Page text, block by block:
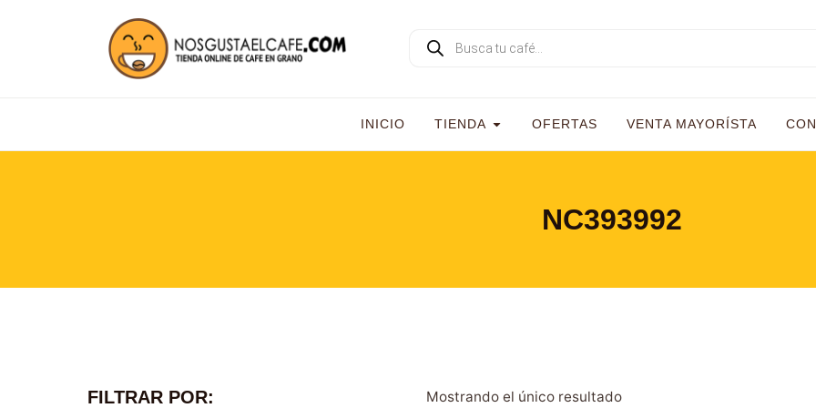
INICIO TIENDA OFERTAS VENTA MAYORÍSTA
NC393992
Mostrando el único resultado
FILTRAR POR: